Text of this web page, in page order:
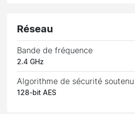
Réseau
Bande de fréquence
2.4 GHz
Algorithme de sécurité soutenu
128-bit AES